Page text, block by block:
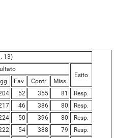
13)
Esito
Fav Contr
Miss
52 355 81
Resp.
46 386 80
Resp.
50 396 80
Resp.
54 388 79
Resp.